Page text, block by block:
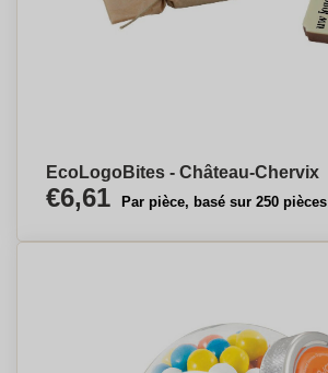
EcoLogoBites - Château-Chervix
€6,61 Par pièce, basé sur 250 pièces